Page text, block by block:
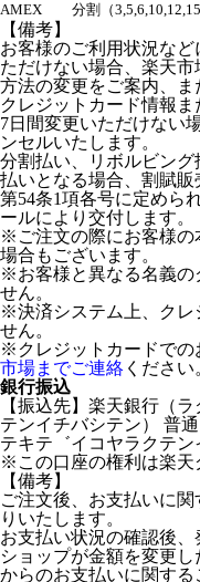
AMEX
分割（
【備考】
お客様のご利用状況な
ただけない場合、楽天
方法の変更をご案内、ま
クレジットカード情報ま
7日間変更いただけない
ンセルいたします。
分割払い、リボルビン
払いとなる場合、割賦販
第54条1項各号に定めら
ールにより交付します。
※ご注文の際にお客様の
場合もございます。
※お客様と異なる名義の
せん。
※決済システム上、クレ
せん。
※クレジットカードでの
市場までご連絡 ください
銀行振込
【振込先】楽天銀行（
テンイチバシテン） 普
テキテ゛イコヤラクテン
※この口座の権利は楽天
【備考】
ご注文後、お支払いに
りいたします。
お支払い状況の確認後、
ショップが金額を変更
からのお支払いに関す